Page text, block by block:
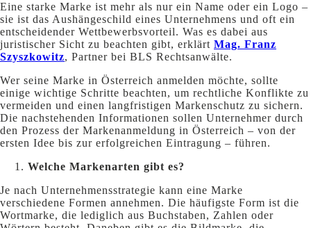
Eine starke Marke ist mehr als nur ein Name oder ein Logo –
sie ist das Aushängeschild eines Unternehmens und oft ein
entscheidender Wettbewerbsvorteil. Was es dabei aus
juristischer Sicht zu beachten gibt, erklärt Mag. Franz
Szyszkowitz, Partner bei BLS Rechtsanwälte.
Wer seine Marke in Österreich anmelden möchte, sollte
einige wichtige Schritte beachten, um rechtliche Konflikte zu
vermeiden und einen langfristigen Markenschutz zu sichern.
Die nachstehenden Informationen sollen Unternehmer durch
den Prozess der Markenanmeldung in Österreich – von der
ersten Idee bis zur erfolgreichen Eintragung – führen.
Welche Markenarten gibt es?
Je nach Unternehmensstrategie kann eine Marke
verschiedene Formen annehmen. Die häufigste Form ist die
Wortmarke, die lediglich aus Buchstaben, Zahlen oder